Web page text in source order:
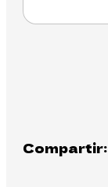
Compartir: